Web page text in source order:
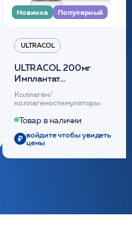
Новинка Популярный
ULTRACOL
ULTRACOL 200мг
Имплантат
внутридермальный,
стерильный на основе
полидиоксанона
/ULTRACOL
Коллаген/
коллагеностимуляторы
Товар в наличии
войдите чтобы увидеть
цены